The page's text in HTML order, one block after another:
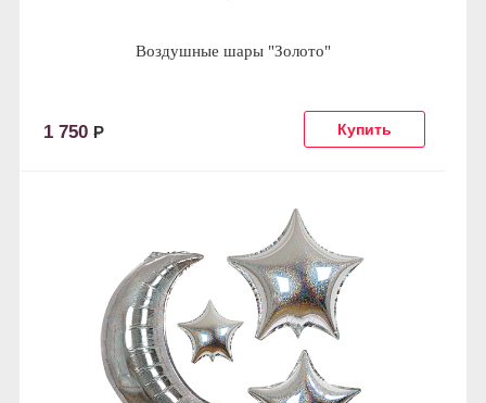
Воздушные шары "Золото"
1 750 Р